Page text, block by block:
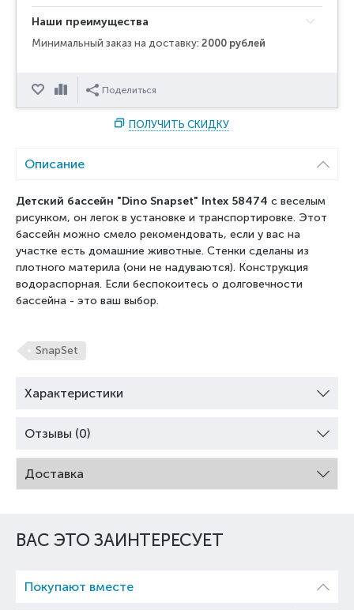
Наши преимущества
Минимальный заказ на доставку: 2000 рублей
ОтложитьСравнитьПоделиться
ПОЛУЧИТЬ СКИДКУ
Описание
Детский бассейн "Dino Snapset" Intex 58474 с веселым
рисунком, он легок в установке и транспортировке. Этот
бассейн можно смело рекомендовать, если у вас на
участке есть домашние животные. Стенки сделаны из
плотного материла (они не надуваются). Конструкция
водораспорная. Если беспокоитесь о долговечности
бассейна - это ваш выбор.
SnapSet
Характеристики
Отзывы (0)
Доставка
ВАС ЭТО ЗАИНТЕРЕСУЕТ
Покупают вместе